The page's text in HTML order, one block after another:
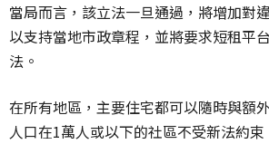
當局而言，該立法一旦通過，將增加對
以支持當地市政章程，並將要求短租平
法。
在所有地區，主要住宅都可以隨時與額
人口在1萬人或以下的社區不受新法約